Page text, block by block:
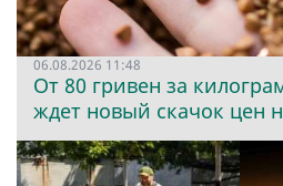
06.08.2026 11:48
От 80 гривен за
ждет новый скачок цен